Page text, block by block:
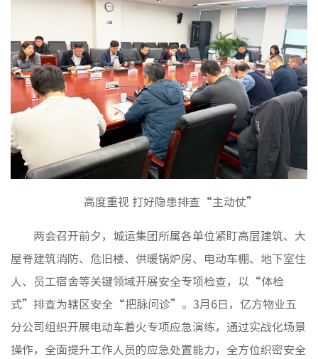
品牌标
文化动
社会责
榜样力
物业服
非经服
高度重视 打好隐患排查“主动仗”
两会召开前夕，城运集团所属各单位紧盯高层建筑、大
屋脊建筑消防、危旧楼、供暖锅炉房、电动车棚、地下室住
人、员工宿舍等关键领域开展安全专项检查，以“体检
式”排查为辖区安全“把脉问诊”。3月6日，亿方物业五
分公司组织开展电动车着火专项应急演练，通过实战化场景
操作，全面提升工作人员的应急处置能力，全方位织密安全